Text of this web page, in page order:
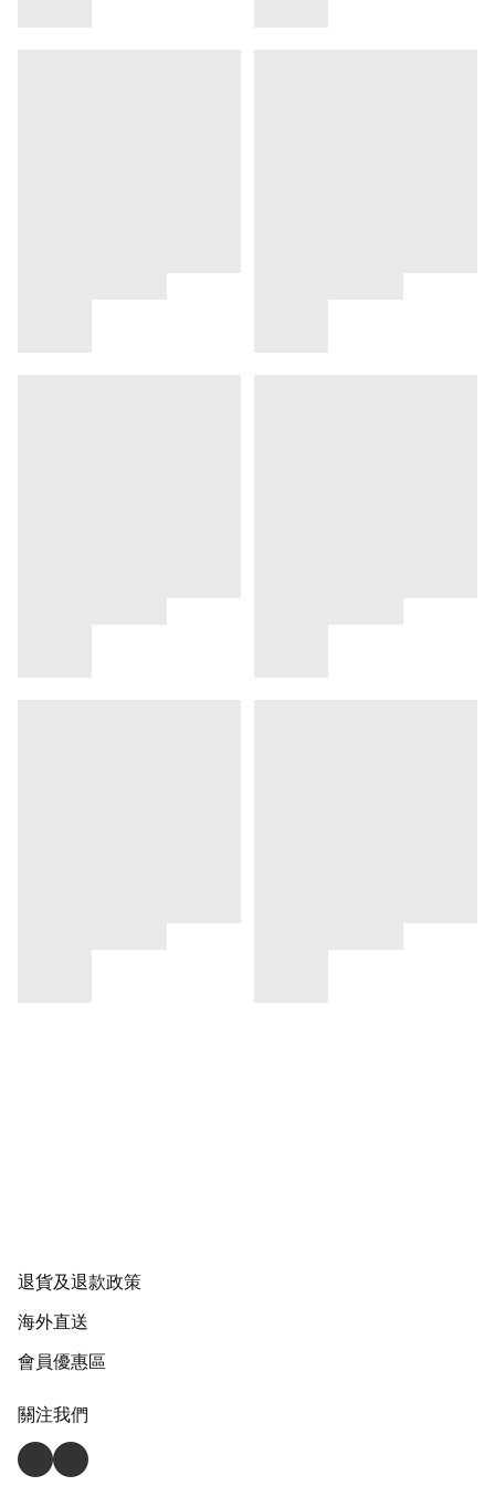
退貨及退款政策
海外直送
會員優惠區
關注我們